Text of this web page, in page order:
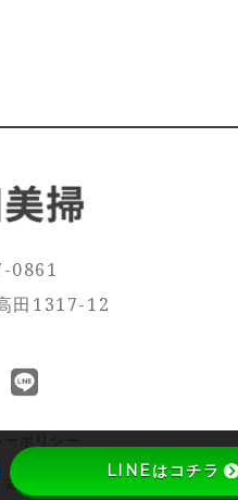
0861
田1317-12
田美掃
LINEはコチラ